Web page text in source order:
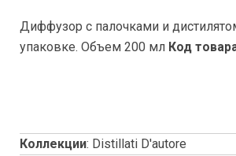
Диффузор с палочками и
упаковке. Объем 200 мл Код
Коллекции: Distillati D'autore